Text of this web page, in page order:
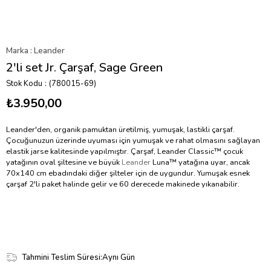
Marka : Leander
2'li set Jr. Çarşaf, Sage Green
Stok Kodu (780015-69)
₺3.950,00
Leander'den, organik pamuktan üretilmiş, yumuşak, lastikli çarşaf.
Çocuğunuzun üzerinde uyuması için yumuşak ve rahat olmasını sağlayan
elastik jarse kalitesinde yapılmıştır. Çarşaf, Leander Classic™ çocuk
yatağının oval şiltesine ve büyük LeanderLuna™ yatağına uyar, ancak
70x140 cm ebadındaki diğer şilteler için de uygundur. Yumuşak esnek
çarşaf 2'li paket halinde gelir ve 60 derecede makinede yıkanabilir.
Tahmini Teslim Süresi:Aynı Gün